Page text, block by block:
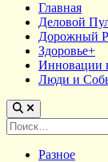
Главная
Деловой
Дорожный
Здоровье+
Инновации
Люди и
Найти:
PostedРазное